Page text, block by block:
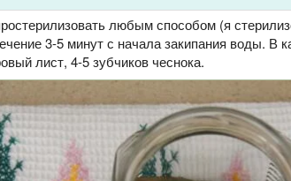
любым способом (я
3-5 минут с начала закипания воды. В
лист, 4-5 зубчиков чеснока.